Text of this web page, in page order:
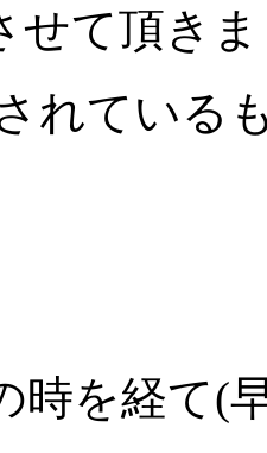
て頂きま
ているも
時を経て(